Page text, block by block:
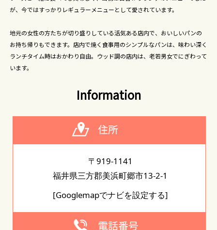
が、今ではすっかりレギュラーメニューとして愛されています。
地元の女性の方たちが切り盛りしている活気ある店内で、おいしいパンの
お持ち帰りもできます。店内で焼く食事用のシンプルなパンは、味わい深く
ランチタイム時はおかわり自由。ウッド調の店内は、老若男女でにぎわって
います。
Information
〒919-1141
福井県三方郡美浜町郷市13-2-1
[Googlemapでナビを設定する]